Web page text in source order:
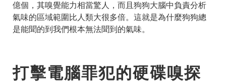
億個，其嗅覺能力相當驚人，而且狗狗大腦中負責分析
氣味的區域範圍比人類大很多倍。這就是為什麼狗狗總
是能聞的到我們根本無法聞到的氣味。
打擊電腦罪犯的硬碟嗅探